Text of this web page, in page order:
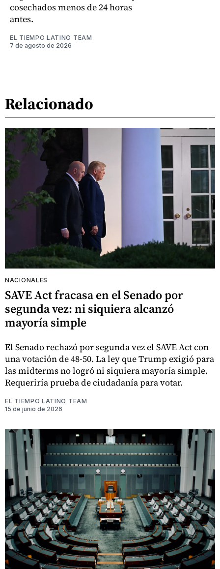
cosechados menos de 24 horas
antes.
EL TIEMPO LATINO TEAM
7 de agosto de 2026
Relacionado
NACIONALES
SAVE Act fracasa en el Senado por
segunda vez: ni siquiera alcanzó
mayoría simple
El Senado rechazó por segunda vez el SAVE Act con
una votación de 48-50. La ley que Trump exigió para
las midterms no logró ni siquiera mayoría simple.
Requeriría prueba de ciudadanía para votar.
EL TIEMPO LATINO TEAM
15 de junio de 2026